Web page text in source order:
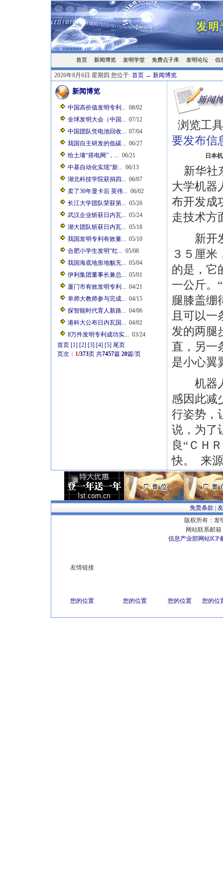
首页 新闻博览 发明学堂 免费点子库 发明论坛 信
2026年8月6日 星期四 您位于: 首页 → 新闻博览
新闻博览
中国高价值发明专利... 08/02
全球发明大会（中国... 07/12
中国团队凭电池回收... 07/04
我国自主研发的低碳... 06/27
给土壤“搭电网”，... 06/21
中基自动化实现“新... 06/13
湖北科技学院获捐四... 06/07
卖了30年显卡后 英伟... 06/02
长江大学团队荣获第... 05/26
武汉企业斩获日内瓦... 05/24
湖大团队斩获日内瓦... 05/18
我国发明专利有效量... 05/10
合肥小学生发明“红... 05/08
我国海底地形地貌无... 05/04
伊利集团董事长兼总... 05/01
厦门市有效发明专利... 04/21
阜师大教师参与完成... 04/15
探智能时代育人新路... 04/06
港科大公布日内瓦国... 04/02
8万件发明专利成功实... 03/24
首页 [1] [2] [3] [4] [5] 尾页
页次： 1/373页 共7457篇 20篇/页
浏览工
要发布信
日本
新华社
大学机器
布开发成
走技术方
新开发
３５厘米
的是，它
一公斤。
腿膝盖绷
且可以
发的两腿
直，另一
是小心翼
机器人
感因此减
行姿势，
说，为了
良“ＣＨ
快。 来
免责条款
版权所有：发
网站联系邮箱
信息产业部网站ICP
友情链接
您的位置 您的位置 您的位置 您的位